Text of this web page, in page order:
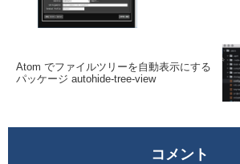
Atom でファイルツリーを自動表示にする
パッケージ autohide-tree-view
コメント